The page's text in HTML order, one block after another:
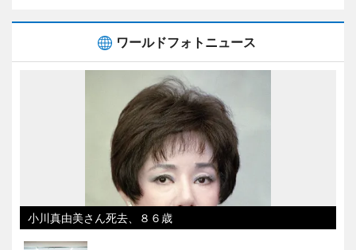
ワールドフォトニュース
小川真由美さん死去、８６歳